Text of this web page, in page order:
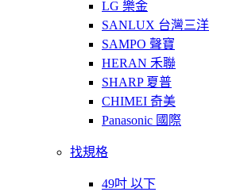
LG 樂金
SANLUX 台灣三洋
SAMPO 聲寶
HERAN 禾聯
SHARP 夏普
CHIMEI 奇美
Panasonic 國際
找規格
49吋 以下